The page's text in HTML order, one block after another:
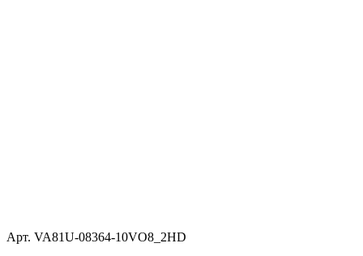
Арт. VA81U-08364-10VO8_2HD